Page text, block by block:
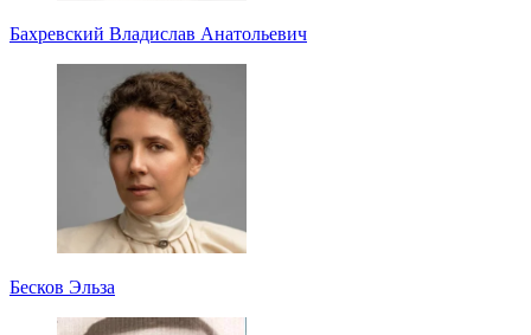
Бахревский Владислав Анатольевич
Бесков Эльза